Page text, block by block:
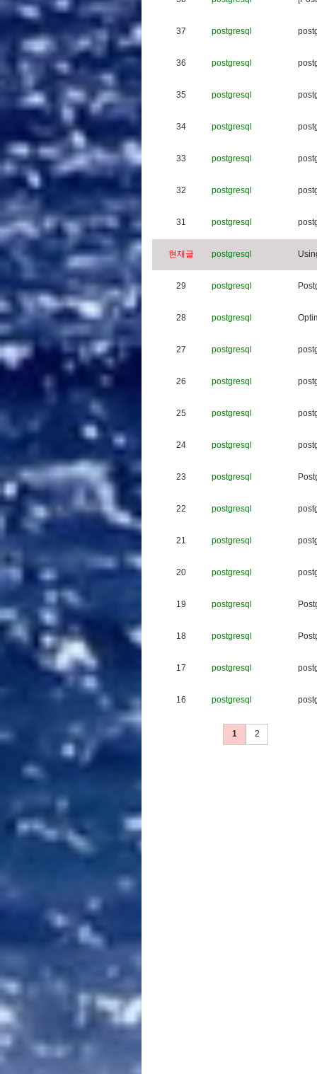
37 postgresql post
36 postgresql post
35 postgresql post
34 postgresql post
33 postgresql post
32 postgresql post
31 postgresql post
현재글 postgresql Usin
29 postgresql Post
28 postgresql Opti
27 postgresql post
26 postgresql post
25 postgresql post
24 postgresql post
23 postgresql Post
22 postgresql post
21 postgresql post
20 postgresql post
19 postgresql Post
18 postgresql Post
17 postgresql post
16 postgresql post
1 2